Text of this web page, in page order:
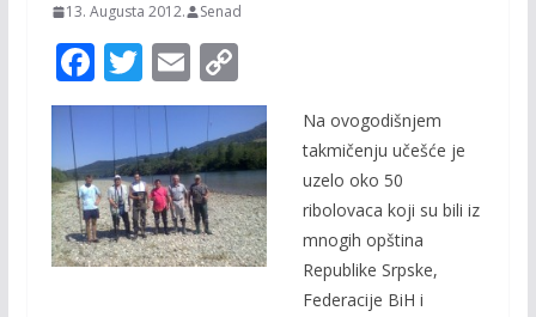
13. Augusta 2012. Senad
F
ac
e
b
o
o
T
w
itt
er
E
m
ai
l
C
o
p
y
Li
n
Na ovogodišnjem
takmičenju učešće je
uzelo oko 50
ribolovaca koji su bili iz
mnogih opština
Republike Srpske,
Federacije BiH i